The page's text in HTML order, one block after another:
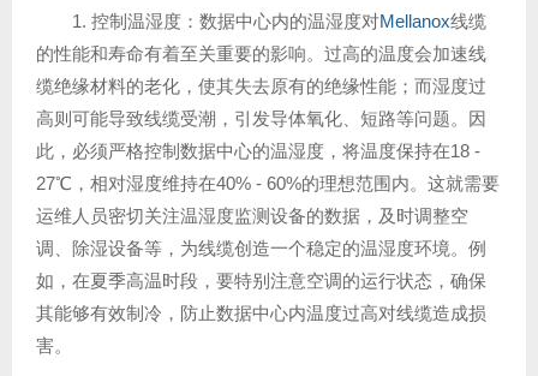
1. 控制温湿度：数据中心内的温湿度对Mellanox线缆
的性能和寿命有着至关重要的影响。过高的温度会加速线
缆绝缘材料的老化，使其失去原有的绝缘性能；而湿度过
高则可能导致线缆受潮，引发导体氧化、短路等问题。因
此，必须严格控制数据中心的温湿度，将温度保持在18 -
27℃，相对湿度维持在40% - 60%的理想范围内。这就需要
运维人员密切关注温湿度监测设备的数据，及时调整空
调、除湿设备等，为线缆创造一个稳定的温湿度环境。例
如，在夏季高温时段，要特别注意空调的运行状态，确保
其能够有效制冷，防止数据中心内温度过高对线缆造成损
害。